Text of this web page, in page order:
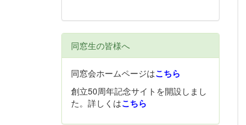
同窓生の皆様へ
同窓会ホームページはこちら
創立50周年記念サイトを開設しまし
た。詳しくはこちら